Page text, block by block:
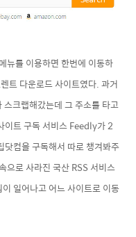
뉴를 이용하면 한번에 이동하
트 다운로드 사이트였다. 과거
크랩해갔는데 그 주소를 타고
이트 구독 서비스 Feedly가 2
컴을 구독해서 따로 챙겨봐주
으로 사라진 국산 RSS 서비스
일어나고 어느 사이트로 이동